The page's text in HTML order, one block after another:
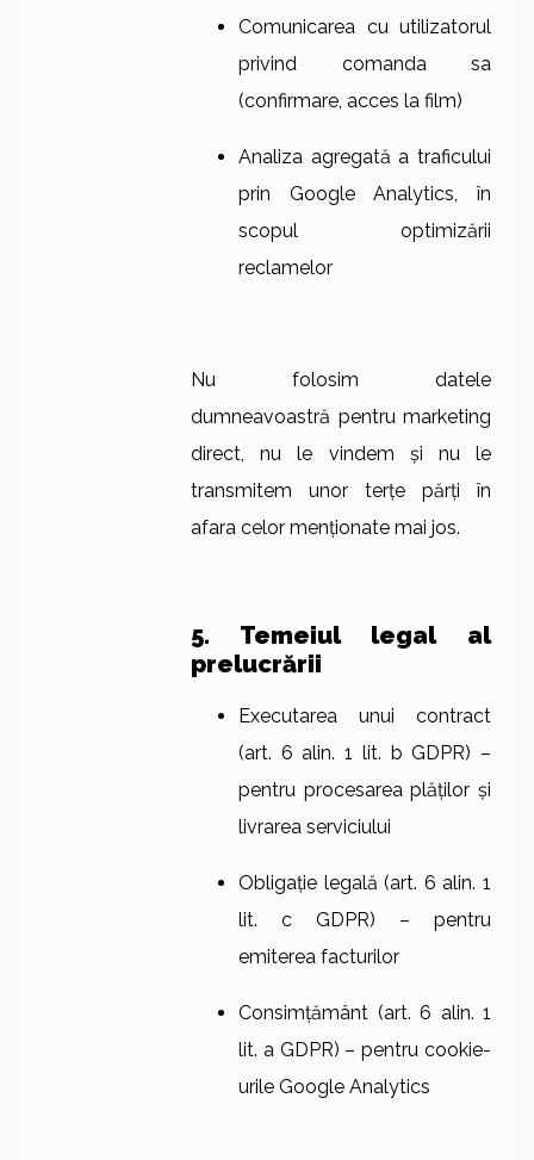
Comunicarea cu utilizatorul
privind comanda sa
(confirmare, acces la film)
Analiza agregată a traficului
prin Google Analytics, în
scopul optimizării
reclamelor
Nu folosim datele
dumneavoastră pentru marketing
direct, nu le vindem și nu le
transmitem unor terțe părți în
afara celor menționate mai jos.
5. Temeiul legal al
prelucrării
Executarea unui contract
(art. 6 alin. 1 lit. b GDPR) –
pentru procesarea plăților și
livrarea serviciului
Obligație legală (art. 6 alin. 1
lit. c GDPR) – pentru
emiterea facturilor
Consimțământ (art. 6 alin. 1
lit. a GDPR) – pentru cookie-
urile Google Analytics